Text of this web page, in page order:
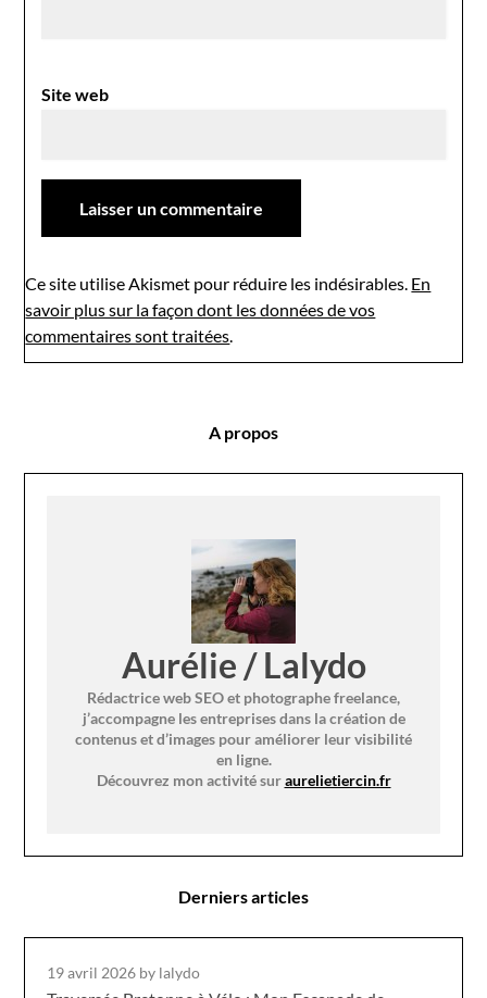
Site web
Ce site utilise Akismet pour réduire les indésirables. En
savoir plus sur la façon dont les données de vos
commentaires sont traitées.
A propos
Aurélie / Lalydo
Rédactrice web SEO et photographe freelance,
j’accompagne les entreprises dans la création de
contenus et d’images pour améliorer leur visibilité
en ligne.
Découvrez mon activité suraurelietiercin.fr
Derniers articles
19 avril 2026 by lalydo